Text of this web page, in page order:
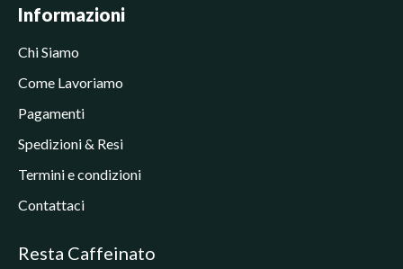
Informazioni
Chi Siamo
Come Lavoriamo
Pagamenti
Spedizioni & Resi
Termini e condizioni
Contattaci
Resta Caffeinato